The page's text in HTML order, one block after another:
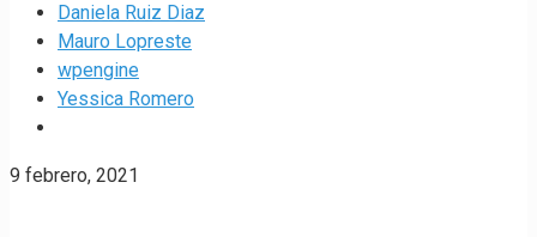
Daniela Ruiz Diaz
Mauro Lopreste
wpengine
Yessica Romero
9 febrero, 2021